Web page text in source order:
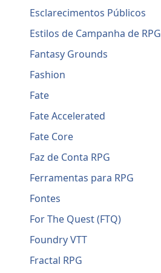
Esclarecimentos Públicos
Estilos de Campanha de RPG
Fantasy Grounds
Fashion
Fate
Fate Accelerated
Fate Core
Faz de Conta RPG
Ferramentas para RPG
Fontes
For The Quest (FTQ)
Foundry VTT
Fractal RPG